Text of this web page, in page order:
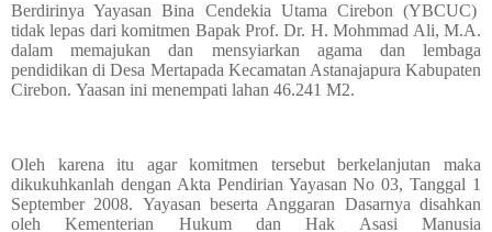
Berdirinya Yayasan Bina Cendekia Utama Cirebon (YBCUC)
tidak lepas dari komitmen Bapak Prof. Dr. H. Mohmmad Ali, M.A.
dalam memajukan dan mensyiarkan agama dan lembaga
pendidikan di Desa Mertapada Kecamatan Astanajapura Kabupaten
Cirebon. Yaasan ini menempati lahan 46.241 M2.
Oleh karena itu agar komitmen tersebut berkelanjutan maka
dikukuhkanlah dengan Akta Pendirian Yayasan No 03, Tanggal 1
September 2008. Yayasan beserta Anggaran Dasarnya disahkan
oleh Kementerian Hukum dan Hak Asasi Manusia